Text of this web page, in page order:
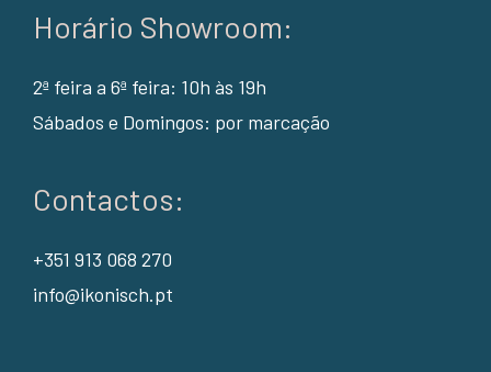
Horário Showroom:
2ª feira a 6ª feira: 10h às 19h
Sábados e Domingos: por marcação
Contactos:
+351 913 068 270
info@ikonisch.pt